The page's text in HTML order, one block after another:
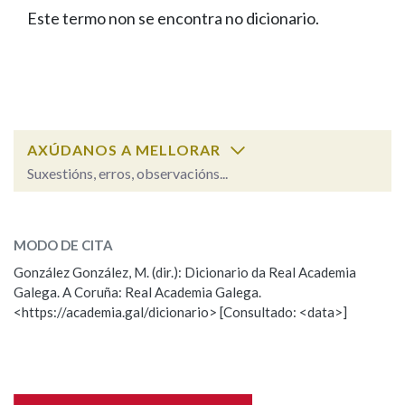
FIGURAS HOMENAXEADAS
PORTAL DAS PALABRAS
Facebook
TwitterYoutubeInstagram
Bluesky
BUSCAR NOS LEMAS
Remata por
BUSCAR NO CONTIDO
Nas definicións
Este termo non se encontra no dicionario.
AXÚDANOS A MELLORAR
Suxestións, erros, observacións...
Observación
Nome
MODO DE CITA
González González, M. (dir.): Dicionario da Real Academia
Galega. A Coruña: Real Academia Galega.
<https://academia.gal/dicionario> [Consultado: <data>]